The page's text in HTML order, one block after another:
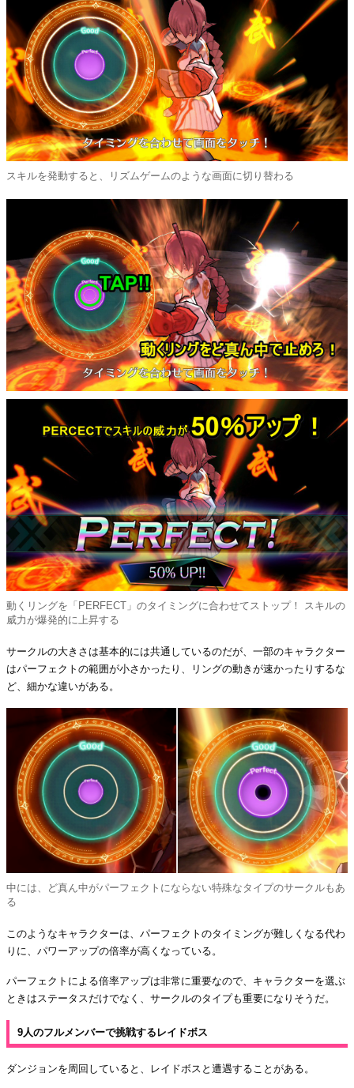
スキルを発動すると、リズムゲームのような画面に切り替わる
動くリングを「PERFECT」のタイミングに合わせてストップ！ スキルの
威力が爆発的に上昇する
サークルの大きさは基本的には共通しているのだが、一部のキャラクター
はパーフェクトの範囲が小さかったり、リングの動きが速かったりするな
ど、細かな違いがある。
中には、ど真ん中がパーフェクトにならない特殊なタイプのサークルもあ
る
このようなキャラクターは、パーフェクトのタイミングが難しくなる代わ
りに、パワーアップの倍率が高くなっている。
パーフェクトによる倍率アップは非常に重要なので、キャラクターを選ぶ
ときはステータスだけでなく、サークルのタイプも重要になりそうだ。
9人のフルメンバーで挑戦するレイドボス
ダンジョンを周回していると、レイドボスと遭遇することがある。